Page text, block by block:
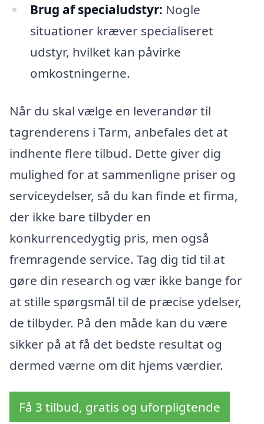
Brug af specialudstyr: Nogle
situationer kræver specialiseret
udstyr, hvilket kan påvirke
omkostningerne.
Når du skal vælge en leverandør til
tagrenderens i Tarm, anbefales det at
indhente flere tilbud. Dette giver dig
mulighed for at sammenligne priser og
serviceydelser, så du kan finde et firma,
der ikke bare tilbyder en
konkurrencedygtig pris, men også
fremragende service. Tag dig tid til at
gøre din research og vær ikke bange for
at stille spørgsmål til de præcise ydelser,
de tilbyder. På den måde kan du være
sikker på at få det bedste resultat og
dermed værne om dit hjems værdier.
Få 3 tilbud, gratis og uforpligtende